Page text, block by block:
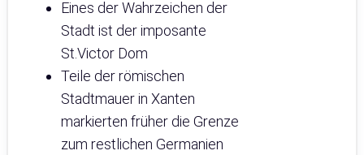
Eines der Wahrzeichen der
Stadt ist der imposante
St.Victor Dom
Teile der römischen
Stadtmauer in Xanten
markierten früher die Grenze
zum restlichen Germanien